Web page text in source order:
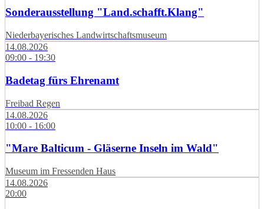
Sonderausstellung "Land.schafft.Klang"
Niederbayerisches Landwirtschaftsmuseum
14.08.2026
09:00 - 19:30
Badetag fürs Ehrenamt
Freibad Regen
14.08.2026
10:00 - 16:00
"Mare Balticum - Gläserne Inseln im Wald"
Museum im Fressenden Haus
14.08.2026
20:00